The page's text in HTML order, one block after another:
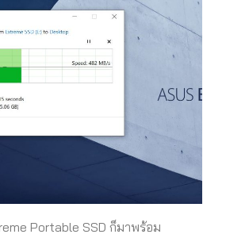
Portable SSD ก็มาพร้อม